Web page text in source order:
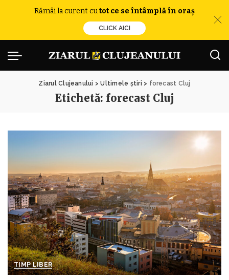
Rămâi la curent cutot ce se întâmplă în oraș
CLICK AICI
Ziarul Clujeanului >Ultimele știri > forecast Cluj
Etichetă: forecast Cluj
TIMP LIBER